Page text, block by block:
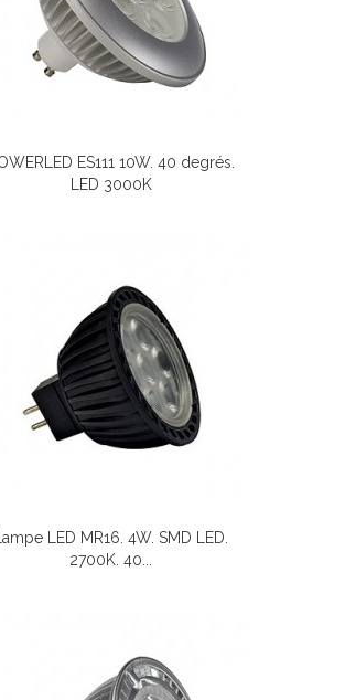
ES111 10W. 40 degrés.
LED 3000K
Lampe LED MR16. 4W. SMD LED.
2700K. 40...